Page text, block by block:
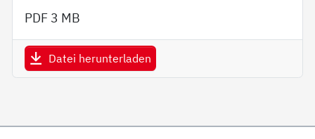
PDF 3 MB
Datei herunterladen